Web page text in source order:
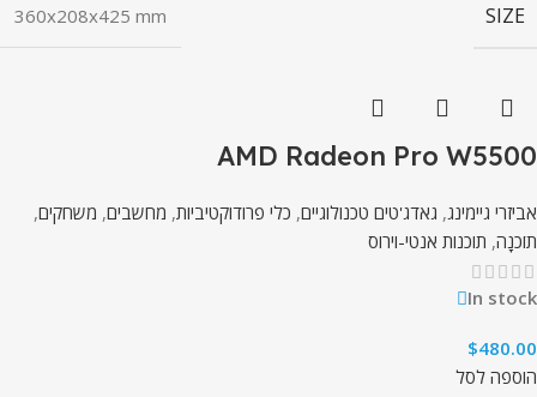
SIZE
360x208x425 mm
AMD Radeon Pro W5500
אביזרי גיימינג, גאדג'טים טכנולוגיים, כלי פרודוקטיביות, מחשבים, משחקים,
תוֹכנָה, תוכנות אנטי-וירוס
In stock
$480.00
הוספה לסל